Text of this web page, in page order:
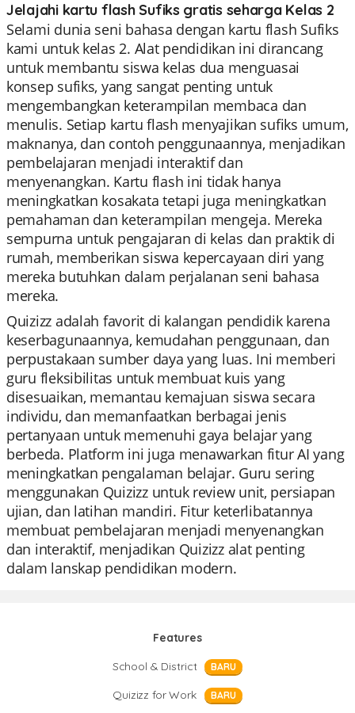
Jelajahi kartu flash Sufiks gratis seharga Kelas 2
Selami dunia seni bahasa dengan kartu flash Sufiks
kami untuk kelas 2. Alat pendidikan ini dirancang
untuk membantu siswa kelas dua menguasai
konsep sufiks, yang sangat penting untuk
mengembangkan keterampilan membaca dan
menulis. Setiap kartu flash menyajikan sufiks umum,
maknanya, dan contoh penggunaannya, menjadikan
pembelajaran menjadi interaktif dan
menyenangkan. Kartu flash ini tidak hanya
meningkatkan kosakata tetapi juga meningkatkan
pemahaman dan keterampilan mengeja. Mereka
sempurna untuk pengajaran di kelas dan praktik di
rumah, memberikan siswa kepercayaan diri yang
mereka butuhkan dalam perjalanan seni bahasa
mereka.
Quizizz adalah favorit di kalangan pendidik karena
keserbagunaannya, kemudahan penggunaan, dan
perpustakaan sumber daya yang luas. Ini memberi
guru fleksibilitas untuk membuat kuis yang
disesuaikan, memantau kemajuan siswa secara
individu, dan memanfaatkan berbagai jenis
pertanyaan untuk memenuhi gaya belajar yang
berbeda. Platform ini juga menawarkan fitur AI yang
meningkatkan pengalaman belajar. Guru sering
menggunakan Quizizz untuk review unit, persiapan
ujian, dan latihan mandiri. Fitur keterlibatannya
membuat pembelajaran menjadi menyenangkan
dan interaktif, menjadikan Quizizz alat penting
dalam lanskap pendidikan modern.
Features
School & District
BARU
Quizizz for Work BARU